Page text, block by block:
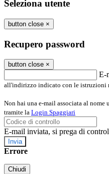
Seleziona utente
button close ×
Recupero password
button close ×
E-
all'indirizzo indicato con le istruzioni
Non hai una e-mail associata al nome
tramite la Login Spaggiari
E-mail inviata, si prega di
Errore
Chiudi